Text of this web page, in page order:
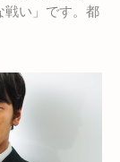
戦い」です。都